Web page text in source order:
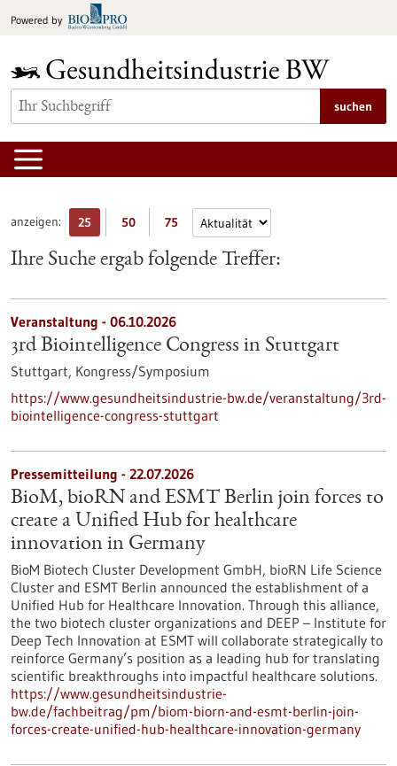
Inhalt
Powered by
suchen
anzeigen: 25 50 75
Ihre Suche ergab folgende Treffer:
Veranstaltung - 06.10.2026
3rd Biointelligence Congress in Stuttgart
Stuttgart, Kongress/Symposium
https://www.gesundheitsindustrie-bw.de/veranstaltung/3rd-
biointelligence-congress-stuttgart
Pressemitteilung - 22.07.2026
BioM, bioRN and ESMT Berlin join forces to
create a Unified Hub for healthcare
innovation in Germany
BioM Biotech Cluster Development GmbH, bioRN Life Science
Cluster and ESMT Berlin announced the establishment of a
Unified Hub for Healthcare Innovation. Through this alliance,
the two biotech cluster organizations and DEEP – Institute for
Deep Tech Innovation at ESMT will collaborate strategically to
reinforce Germany’s position as a leading hub for translating
scientific breakthroughs into impactful healthcare solutions.
https://www.gesundheitsindustrie-
bw.de/fachbeitrag/pm/biom-biorn-and-esmt-berlin-join-
forces-create-unified-hub-healthcare-innovation-germany